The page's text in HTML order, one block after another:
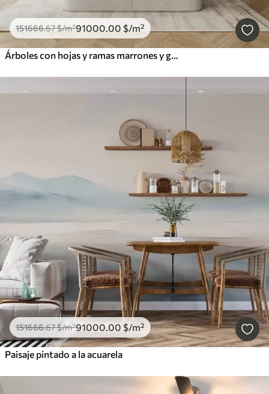
151666.67$/m²91000.00 $/m²
Árboles con hojas y ramas marrones y grises con pájaros volando en el cielo, fondo blanco
151666.67$/m²91000.00 $/m²
Paisaje pintado a la acuarela